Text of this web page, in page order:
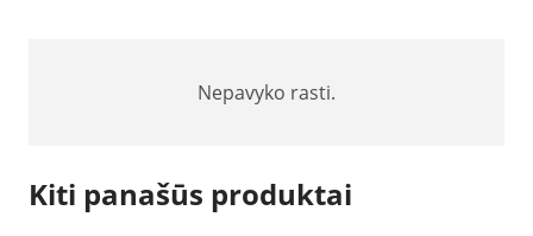
Nepavyko rasti.
Kiti panašūs produktai